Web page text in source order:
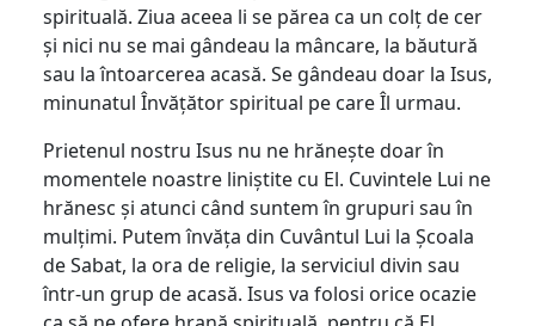
spirituală. Ziua aceea li se părea ca un colț de cer
și nici nu se mai gândeau la mâncare, la băutură
sau la întoarcerea acasă. Se gândeau doar la Isus,
minunatul Învățător spiritual pe care Îl urmau.
Prietenul nostru Isus nu ne hrănește doar în
momentele noastre liniștite cu El. Cuvintele Lui ne
hrănesc și atunci când suntem în grupuri sau în
mulțimi. Putem învăța din Cuvântul Lui la Școala
de Sabat, la ora de religie, la serviciul divin sau
într-un grup de acasă. Isus va folosi orice ocazie